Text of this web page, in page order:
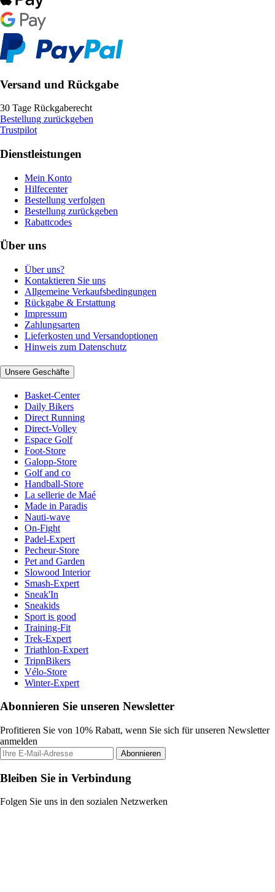
Versand und Rückgabe
30 Tage Rückgaberecht
Bestellung zurückgeben
Trustpilot
Dienstleistungen
Mein Konto
Hilfecenter
Bestellung verfolgen
Bestellung zurückgeben
Rabattcodes
Über uns
Über uns?
Kontaktieren Sie uns
Allgemeine Verkaufsbedingungen
Rückgabe & Erstattung
Impressum
Zahlungsarten
Lieferkosten und Versandoptionen
Hinweis zum Datenschutz
Unsere Geschäfte
Basket-Center
Daily Bikers
Direct Running
Direct-Volley
Espace Golf
Foot-Store
Galopp-Store
Golf and co
Handball-Store
La sellerie de Maé
Made in Paradis
Nauti-wave
On-Fight
Padel-Expert
Pecheur-Store
Pet and Garden
Slowood Interior
Smash-Expert
Sneak'In
Sneakids
Sport is good
Training-Fit
Trek-Expert
Triathlon-Expert
TripnBikers
Vélo-Store
Winter-Expert
Abonnieren Sie unseren Newsletter
Profitieren Sie von 10% Rabatt, wenn Sie sich für unseren Newsletter
anmelden
Abonnieren
Bleiben Sie in Verbindung
Folgen Sie uns in den sozialen Netzwerken